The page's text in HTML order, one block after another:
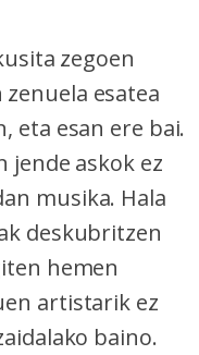
zegoen
esatea
eta esan ere bai.
jende askok ez
musika. Hala
deskubritzen
hemen
artistarik ez
baino.